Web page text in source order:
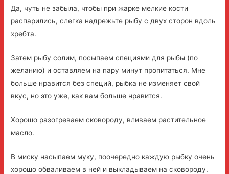
Да, чуть не забыла, чтобы при жарке мелкие кости
распарились, слегка надрежьте рыбу с двух сторон вдоль
хребта.
Затем рыбу солим, посыпаем специями для рыбы (по
желанию) и оставляем на пару минут пропитаться. Мне
больше нравится без специй, рыбка не изменяет свой
вкус, но это уже, как вам больше нравится.
Хорошо разогреваем сковороду, вливаем растительное
масло.
В миску насыпаем муку, поочередно каждую рыбку очень
хорошо обваливаем в ней и выкладываем на сковороду.